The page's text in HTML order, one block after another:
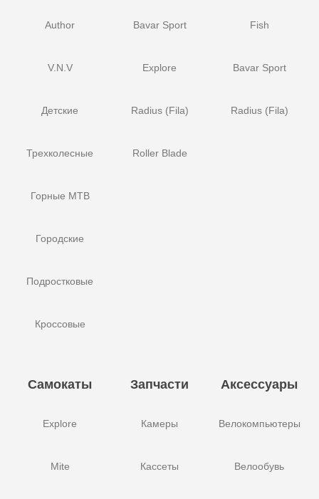
Author
V.N.V
Детские
Трехколесные
Горные MTB
Городские
Подростковые
Кроссовые
Bavar Sport
Explore
Radius (Fila)
Roller Blade
Fish
Bavar Sport
Radius (Fila)
Самокаты
Explore
Mite
Запчасти
Камеры
Кассеты
Аксессуары
Велокомпьютеры
Велообувь